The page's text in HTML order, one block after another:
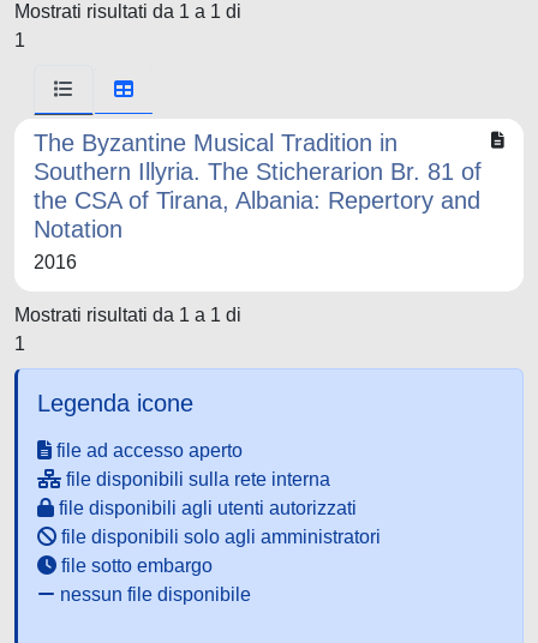
Mostrati risultati da 1 a 1 di
1
The Byzantine Musical Tradition in
Southern Illyria. The Sticherarion Br. 81 of
the CSA of Tirana, Albania: Repertory and
Notation
2016
Mostrati risultati da 1 a 1 di
1
Legenda icone
file ad accesso aperto
file disponibili sulla rete interna
file disponibili agli utenti autorizzati
file disponibili solo agli amministratori
file sotto embargo
nessun file disponibile